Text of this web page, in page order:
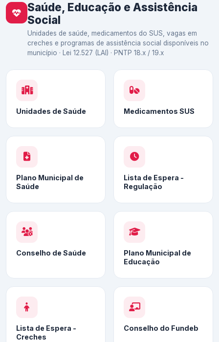
Saúde, Educação e Assistência
Social
Unidades de saúde, medicamentos do SUS, vagas em
creches e programas de assistência social disponíveis no
município · Lei 12.527 (LAI) · PNTP 18.x / 19.x
Unidades de Saúde Medicamentos SUS
Plano Municipal de
Saúde
Lista de Espera -
Regulação
Conselho de Saúde
Plano Municipal de
Educação
Lista de Espera -
Creches
Conselho do Fundeb